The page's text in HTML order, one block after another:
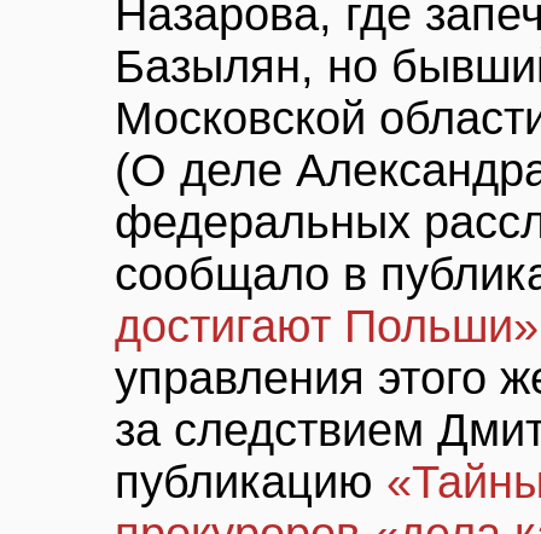
Назарова, где
Базылян, но
Московской
(О деле
федеральных
сообщало в
достигают Польши»
управления этого
за следствием
публикацию